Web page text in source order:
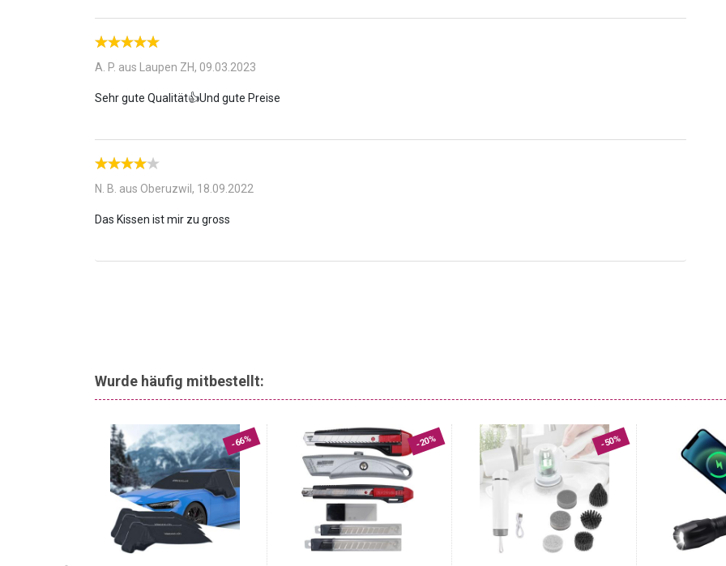
A. P. aus Laupen ZH, 09.03.2023
N. B. aus Oberuzwil, 18.09.2022
Wurde häufig mitbestellt:
-66% -20% -50%